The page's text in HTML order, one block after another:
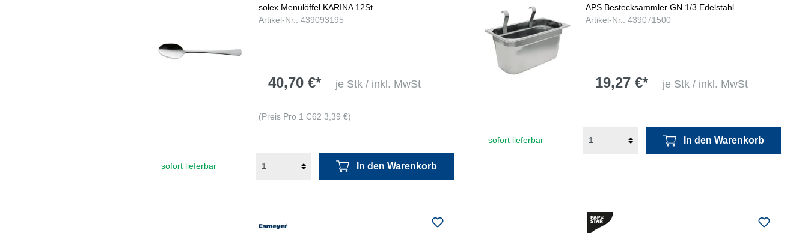
solex Menülöffel KARINA 12St
Artikel-Nr.: 439093195
40,70 €* je Stk / inkl. MwSt
(Preis Pro 1 C62 3,39 €)
sofort lieferbar In den Warenkorb
APS Bestecksammler GN 1/3 Edelstahl
Artikel-Nr.: 439071500
19,27 €* je Stk / inkl. MwSt
sofort lieferbar In den Warenkorb